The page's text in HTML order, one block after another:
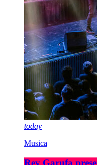
today
Musica
Rey Garufa